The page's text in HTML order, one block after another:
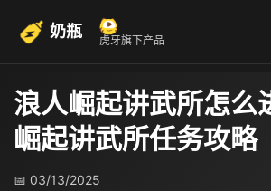
奶瓶 虎牙旗下产品
浪人崛起讲武所怎么
崛起讲武所任务攻略
📅 03/13/2025